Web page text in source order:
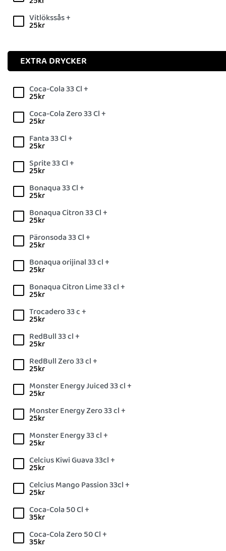
Vitlökssås +
25kr
EXTRA DRYCKER
Coca-Cola 33 Cl +
25kr
Coca-Cola Zero 33 Cl +
25kr
Fanta 33 Cl +
25kr
Sprite 33 Cl +
25kr
Bonaqua 33 Cl +
25kr
Bonaqua Citron 33 Cl +
25kr
Päronsoda 33 Cl +
25kr
Bonaqua orijinal 33 cl +
25kr
Bonaqua Citron Lime 33 cl +
25kr
Trocadero 33 c +
25kr
RedBull 33 cl +
25kr
RedBull Zero 33 cl +
25kr
Monster Energy Juiced 33 cl +
25kr
Monster Energy Zero 33 cl +
25kr
Monster Energy 33 cl +
25kr
Celcius Kiwi Guava 33cl +
25kr
Celcius Mango Passion 33cl +
25kr
Coca-Cola 50 Cl +
35kr
Coca-Cola Zero 50 Cl +
35kr